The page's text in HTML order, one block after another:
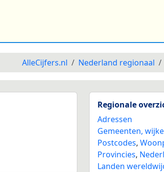
AlleCijfers.nl Nederland regionaal
Regionale
Adressen
Gemeenten,
Postcodes,
Provincies,
Landen